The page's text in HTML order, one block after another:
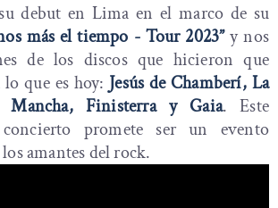
debut en Lima en el marco de su
más el tiempo - Tour 2023”y nos
de los discos que hicieron que
que es hoy: Jesús de Chamberí, La
Mancha, Finisterra y Gaia. Este
promete ser un evento
amantes del rock.